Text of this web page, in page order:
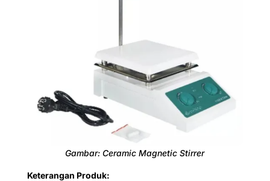
Speed (r.p.m)
200 - 2000
Gambar: Ceramic Magnetic Stirrer
Keterangan Produk: